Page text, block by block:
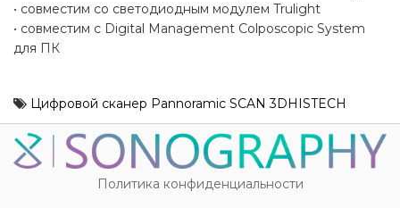
• совместим со светодиодным модулем Trulight
• совместим с Digital Management Colposcopic System
для ПК
Цифровой сканер Pannoramic SCAN 3DHISTECH
Политика конфиденциальности